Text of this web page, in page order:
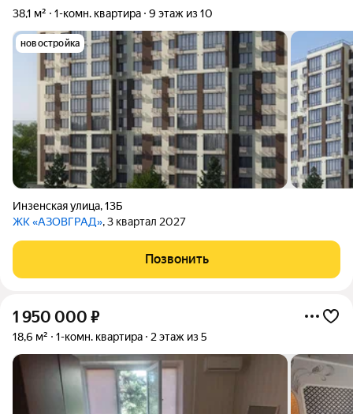
38,1 м²
1-комн. квартира 9 этаж из 10
новостройка
Инзенская улица,13Б
ЖК «АЗОВГРАД», 3 квартал 2027
Позвонить
1 950 000 ₽
18,6 м² 1-комн. квартира 2 этаж из 5